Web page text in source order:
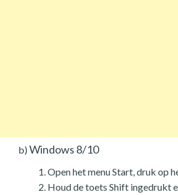
b) Windows 8/10
Open het menu Start, druk op
Houd de toets Shift ingedrukt